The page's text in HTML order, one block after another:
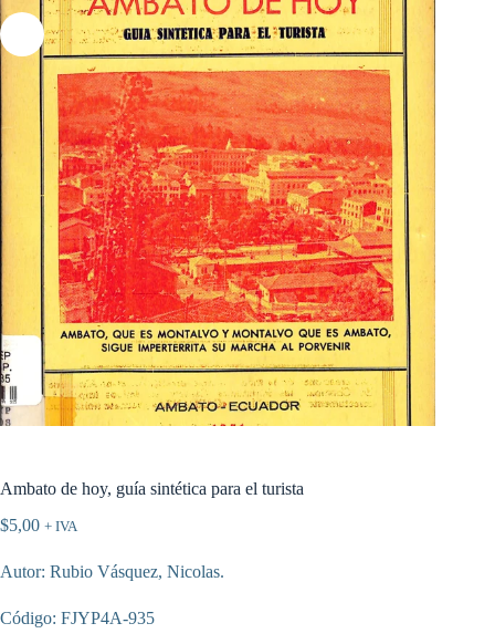
Ambato de hoy, guía sintética para el turista
$5,00 + IVA
Autor: Rubio Vásquez, Nicolas.
Código: FJYP4A-935